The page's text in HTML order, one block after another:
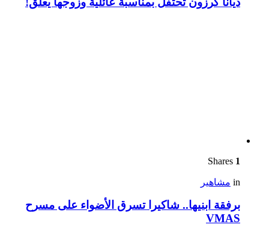
1
in مشاهير
برفقة ابنيها.. شاكيرا تسرق الأضواء على مسرح
VMAS